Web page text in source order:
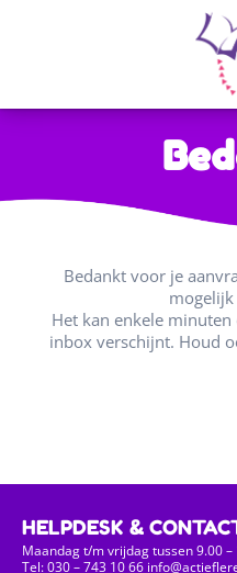
Bedankt voor je
mogelijk
Het kan enkele
inbox verschijnt. Houd
HELPDESK &
Maandag t/m vrijdag tussen 9.00 –
Tel: 030 – 743 10 66